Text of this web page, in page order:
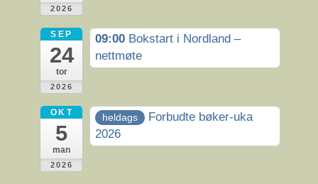
2026
SEP
24
tor
2026
09:00 Bokstart i Nordland –
nettmøte
OKT
5
man
2026
heldags
Forbudte bøker-uka
2026